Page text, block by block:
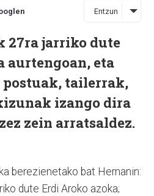
Entzun
27ra jarriko dute
aurtengoan, eta
tailerrak,
izango dira
zein arratsaldez.
berezienetako bat Hernanin:
dute Erdi Aroko azoka;